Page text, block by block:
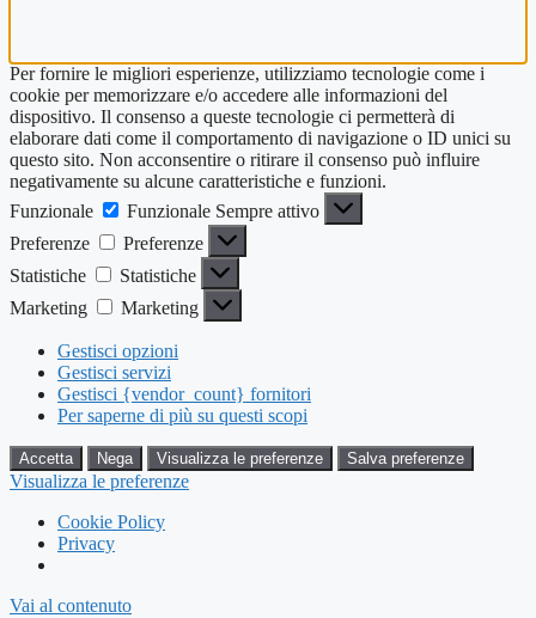
Per fornire le migliori esperienze, utilizziamo tecnologie come i
cookie per memorizzare e/o accedere alle informazioni del
dispositivo. Il consenso a queste tecnologie ci permetterà di
elaborare dati come il comportamento di navigazione o ID unici su
questo sito. Non acconsentire o ritirare il consenso può influire
negativamente su alcune caratteristiche e funzioni.
Funzionale
Funzionale Sempre attivo
Preferenze
Preferenze
Statistiche
Statistiche
Marketing
Marketing
Gestisci opzioni
Gestisci servizi
Gestisci {vendor_count} fornitori
Per saperne di più su questi scopi
Accetta Nega Visualizza le preferenze Salva preferenze
Visualizza le preferenze
Cookie Policy
Privacy
Vai al contenuto